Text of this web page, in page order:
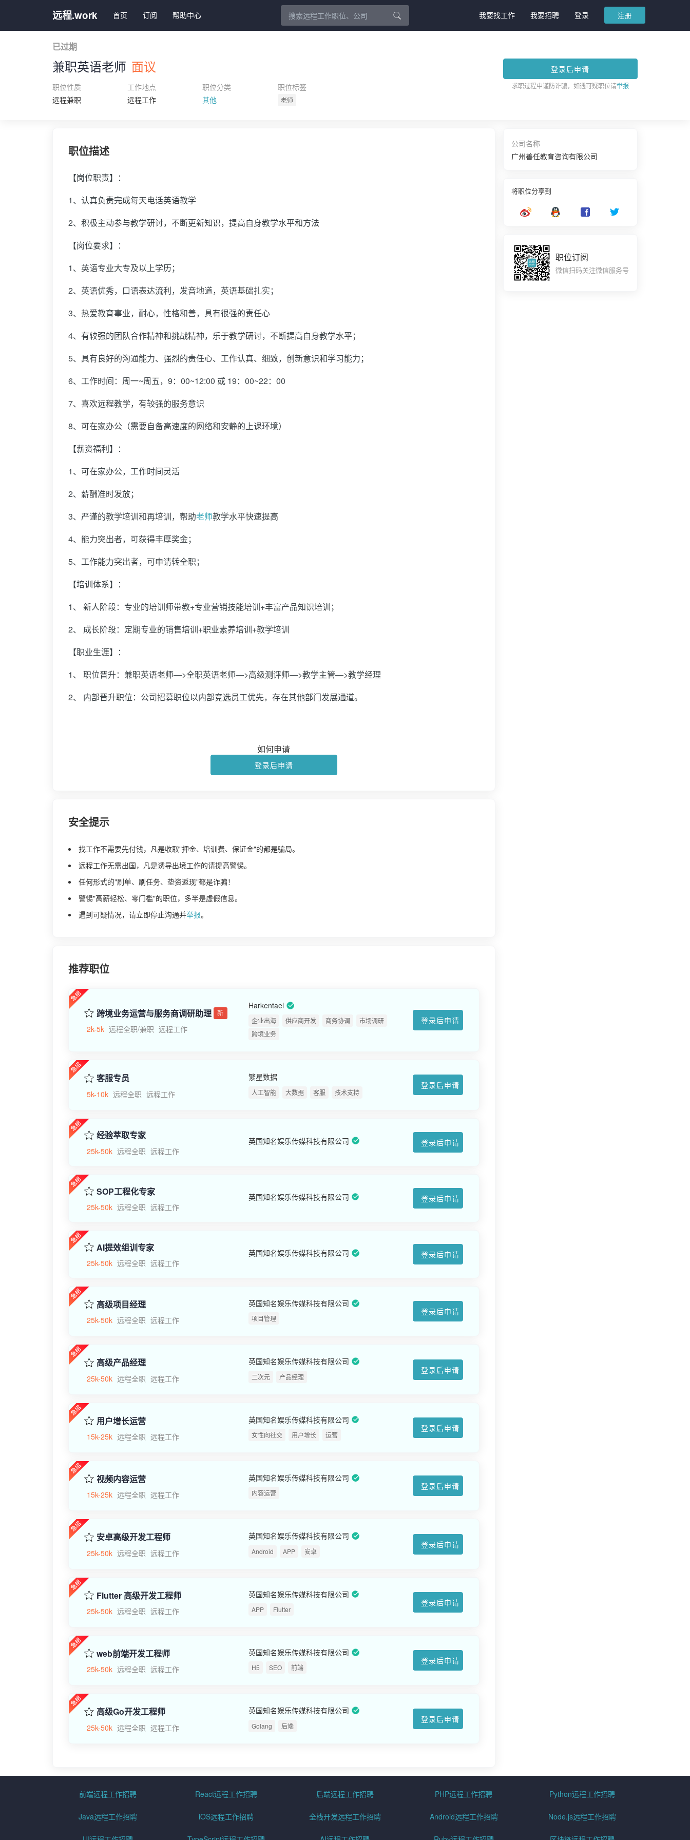
远程.work 首页 订阅 帮助中心 我要找工作 我要招聘 登录 注册
已过期
兼职英语老师 面议
职位性质
远程兼职
工作地点
远程工作
职位分类
其他
职位标签
老师
登录后申请
求职过程中谨防诈骗，如遇可疑职位请举报
职位描述
【岗位职责】：
1、认真负责完成每天电话英语教学
2、积极主动参与教学研讨，不断更新知识，提高自身教学水平和方法
【岗位要求】：
1、英语专业大专及以上学历；
2、英语优秀，口语表达流利，发音地道，英语基础扎实；
3、热爱教育事业，耐心，性格和善，具有很强的责任心
4、有较强的团队合作精神和挑战精神，乐于教学研讨，不断提高自身教学水平；
5、具有良好的沟通能力、强烈的责任心、工作认真、细致，创新意识和学习能力；
6、工作时间：周一~周五，9：00~12:00 或 19：00~22：00
7、喜欢远程教学，有较强的服务意识
8、可在家办公（需要自备高速度的网络和安静的上课环境）
【薪资福利】：
1、可在家办公，工作时间灵活
2、薪酬准时发放；
3、严谨的教学培训和再培训，帮助老师教学水平快速提高
4、能力突出者，可获得丰厚奖金；
5、工作能力突出者，可申请转全职；
【培训体系】：
1、 新人阶段：专业的培训师带教+专业营销技能培训+丰富产品知识培训；
2、 成长阶段：定期专业的销售培训+职业素养培训+教学培训
【职业生涯】：
1、 职位晋升：兼职英语老师—>全职英语老师—>高级测评师—>教学主管—>教学经理
2、 内部晋升职位：公司招募职位以内部竞选员工优先，存在其他部门发展通道。
如何申请
登录后申请
安全提示
找工作不需要先付钱，凡是收取"押金、培训费、保证金"的都是骗局。
远程工作无需出国，凡是诱导出境工作的请提高警惕。
任何形式的"刷单、刷任务、垫资返现"都是诈骗！
警惕"高薪轻松、零门槛"的职位，多半是虚假信息。
遇到可疑情况，请立即停止沟通并举报。
推荐职位
跨境业务运营与服务商调研助理 新
2k-5k 远程全职/兼职 远程工作
Harkentael
企业出海 供应商开发 商务协调
市场调研
跨境业务
登录后申请
客服专员
5k-10k 远程全职 远程工作
繁星数据
人工智能 大数据 客服 技术支持
登录后申请
经验萃取专家
25k-50k 远程全职 远程工作
英国知名娱乐传媒科技有限公司 登录后申请
SOP工程化专家
25k-50k 远程全职 远程工作
英国知名娱乐传媒科技有限公司 登录后申请
AI提效组训专家
25k-50k 远程全职 远程工作
英国知名娱乐传媒科技有限公司 登录后申请
高级项目经理
25k-50k 远程全职 远程工作
英国知名娱乐传媒科技有限公司
项目管理
登录后申请
高级产品经理
25k-50k 远程全职 远程工作
英国知名娱乐传媒科技有限公司
二次元 产品经理
登录后申请
用户增长运营
15k-25k 远程全职 远程工作
英国知名娱乐传媒科技有限公司
女性向社交 用户增长 运营
登录后申请
视频内容运营
15k-25k 远程全职 远程工作
英国知名娱乐传媒科技有限公司
内容运营
登录后申请
安卓高级开发工程师
25k-50k 远程全职 远程工作
英国知名娱乐传媒科技有限公司
Android APP 安卓
登录后申请
Flutter 高级开发工程师
25k-50k 远程全职 远程工作
英国知名娱乐传媒科技有限公司
APP Flutter
登录后申请
web前端开发工程师
25k-50k 远程全职 远程工作
英国知名娱乐传媒科技有限公司
H5 SEO 前端
登录后申请
高级Go开发工程师
25k-50k 远程全职 远程工作
英国知名娱乐传媒科技有限公司
Golang 后端
登录后申请
公司名称
广州善任教育咨询有限公司
将职位分享到
职位订阅
微信扫码关注微信服务号
前端远程工作招聘 React远程工作招聘 后端远程工作招聘 PHP远程工作招聘 Python远程工作招聘
Java远程工作招聘 iOS远程工作招聘 全栈开发远程工作招聘 Android远程工作招聘 Node.js远程工作招聘